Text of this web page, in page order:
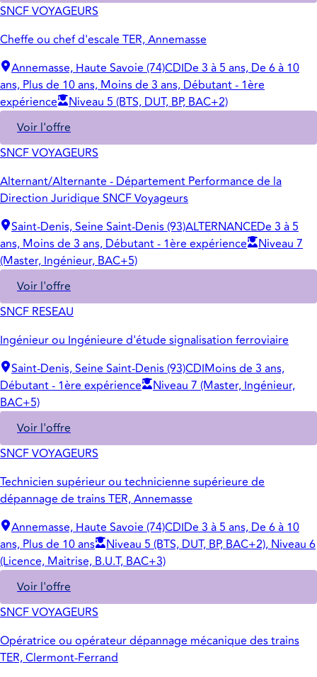
SNCF VOYAGEURS
Cheffe ou chef d'escale TER, Annemasse
Annemasse, Haute Savoie (74)CDIDe 3 à 5 ans, De 6 à 10
ans, Plus de 10 ans, Moins de 3 ans, Débutant - 1ère
expérience
Niveau 5 (BTS, DUT, BP, BAC+2)
Voir l'offre
SNCF VOYAGEURS
Alternant/Alternante - Département Performance de la
Direction Juridique SNCF Voyageurs
Saint-Denis, Seine Saint-Denis (93)ALTERNANCEDe 3 à 5
ans, Moins de 3 ans, Débutant - 1ère expérience
Niveau 7
(Master, Ingénieur, BAC+5)
Voir l'offre
SNCF RESEAU
Ingénieur ou Ingénieure d'étude signalisation ferroviaire
Saint-Denis, Seine Saint-Denis (93)CDIMoins de 3 ans,
Débutant - 1ère expérience
Niveau 7 (Master, Ingénieur,
BAC+5)
Voir l'offre
SNCF VOYAGEURS
Technicien supérieur ou technicienne supérieure de
dépannage de trains TER, Annemasse
Annemasse, Haute Savoie (74)CDIDe 3 à 5 ans, De 6 à 10
ans, Plus de 10 ans
Niveau 5 (BTS, DUT, BP, BAC+2), Niveau 6
(Licence, Maitrise, B.U.T, BAC+3)
Voir l'offre
SNCF VOYAGEURS
Opératrice ou opérateur dépannage mécanique des trains
TER, Clermont-Ferrand